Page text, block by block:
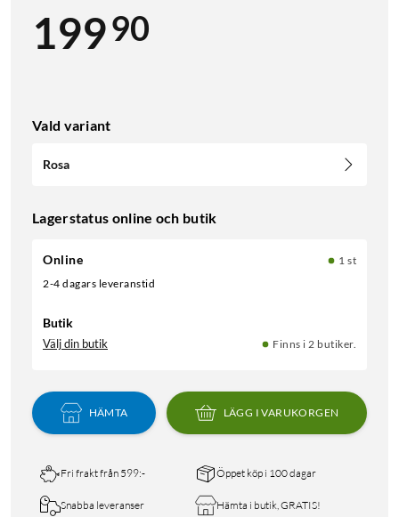
19990
Vald variant
Rosa
Lagerstatus online och butik
Online
1 st
2-4 dagars leveranstid
Butik
Välj din butik Finns i 2 butiker.
HÄMTA LÄGG I VARUKORGEN
Fri frakt från 599:- Öppet köp i 100 dagar
Snabba leveranser Hämta i butik, GRATIS!